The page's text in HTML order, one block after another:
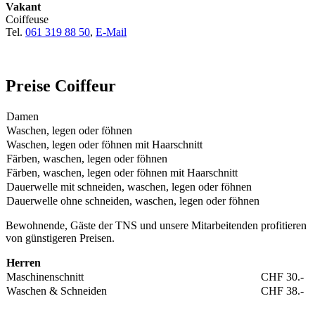
Vakant
Coiffeuse
Tel. 061 319 88 50, E-Mail
Preise Coiffeur
Damen
Waschen, legen oder föhnen
Waschen, legen oder föhnen mit Haarschnitt
Färben, waschen, legen oder föhnen
Färben, waschen, legen oder föhnen mit Haarschnitt
Dauerwelle mit schneiden, waschen, legen oder föhnen
Dauerwelle ohne schneiden, waschen, legen oder föhnen
Bewohnende, Gäste der TNS und unsere Mitarbeitenden profitieren
von günstigeren Preisen.
Herren
Maschinenschnitt
CHF 30.-
Waschen & Schneiden
CHF 38.-